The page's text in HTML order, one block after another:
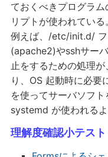
ておくべきプログラ
リプトが使われている。
例えば、/etc/init.d/
(apache2)やsshサー
止をするための処理
り、OS 起動時に必要
を使ってサーバソフ
systemd が使われる
理解度確認小テスト